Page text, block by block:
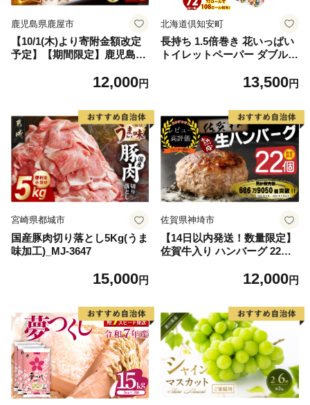
鹿児島県鹿屋市
【10/1(木)より寄附金額改定
予定】【期間限定】鹿児島県
12,000円
北海道倶知安町
長持ち 1.5倍巻き 花いっぱい
トイレットペーパー ダブル 4
プリント ハーブ 香り付き 日
品 備蓄 送料無料 北海道 倶知
安町 日用品
13,500円
宮崎県都城市
国産豚肉切り落とし5Kg(うま
味加工)_MJ-3647
15,000円
佐賀県神埼市
【14日以内発送！数量限定】
佐賀牛入り ハンバーグ 22個
毛和牛 ブランド牛 九州 ハン
(H083106)
12,000円